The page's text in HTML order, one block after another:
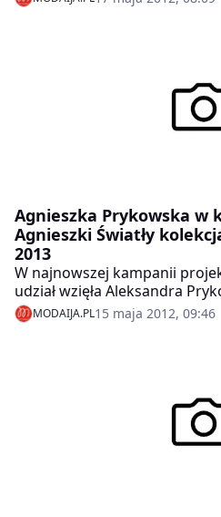
Agnieszka Prykowska w
Agnieszki Światły
2013
W najnowszej kampanii
udział wzięła Aleksandra
Kamil Duszyński.
MODAIJA.PL15 maja 2012, 09:46